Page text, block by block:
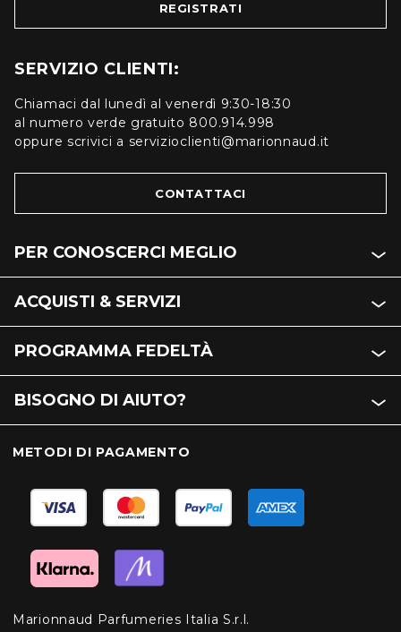
REGISTRATI
SERVIZIO CLIENTI:
Chiamaci dal lunedì al venerdì 9:30-18:30
al numero verde gratuito 800.914.998
oppure scrivici a servizioclienti@marionnaud.it
CONTATTACI
PER CONOSCERCI MEGLIO
ACQUISTI & SERVIZI
PROGRAMMA FEDELTÀ
BISOGNO DI AIUTO?
METODI DI PAGAMENTO
Marionnaud Parfumeries Italia S.r.l.